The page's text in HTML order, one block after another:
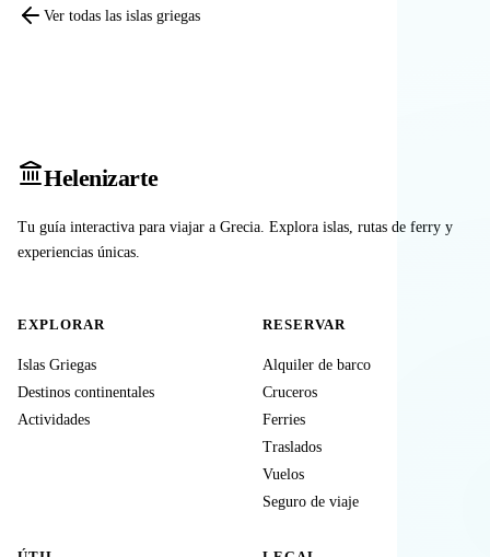
Ver todas las islas griegas
Helenizarte
Tu guía interactiva para viajar a Grecia. Explora islas, rutas de ferry y
experiencias únicas.
EXPLORAR
Islas Griegas
Destinos continentales
Actividades
RESERVAR
Alquiler de barco
Cruceros
Ferries
Traslados
Vuelos
Seguro de viaje